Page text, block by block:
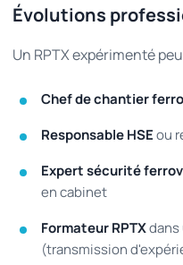
Évolutions
Un RPTX expérimenté
Chef de chantier
Responsable HSEou
Expert sécurité
en cabinet
Formateur RPTXdans
(transmission